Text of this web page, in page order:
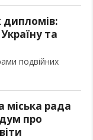
дипломів:
та
подвійних
міська рада
про